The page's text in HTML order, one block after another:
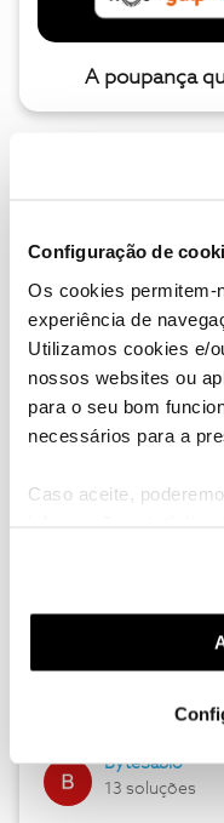
Configuração de
Os cookies permitem-
experiência de
Utilizamos cookies e/
nossos websites ou
para o seu bom
necessários para a
Caso aceite,
funcionalidades
funcionalidade) e
(cookies de
utilização dos cookies
A poupança
Descubra as
Hall of
17 soluções
ByteSábio
13 soluções